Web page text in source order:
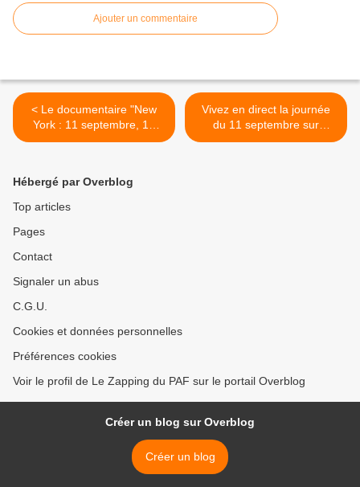
Ajouter un commentaire
< Le documentaire "New
York : 11 septembre, 10
ans après" diffusé ce soir
Vivez en direct la journée
du 11 septembre sur
France Info >
Hébergé par Overblog
Top articles
Pages
Contact
Signaler un abus
C.G.U.
Cookies et données personnelles
Préférences cookies
Voir le profil de Le Zapping du PAF sur le portail Overblog
Créer un blog sur Overblog
Créer un blog